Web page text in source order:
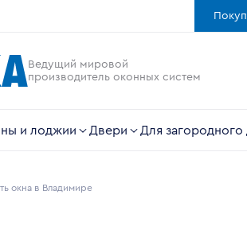
Ведущий мировой
производитель оконных систем
и лоджии Двери Для загородного
окна в Владимире